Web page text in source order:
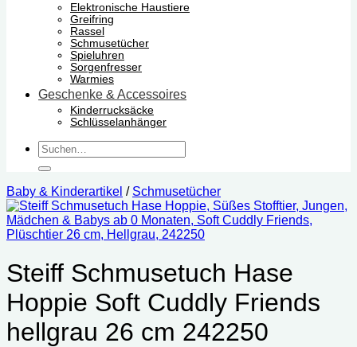
Elektronische Haustiere
Greifring
Rassel
Schmusetücher
Spieluhren
Sorgenfresser
Warmies
Geschenke & Accessoires
Kinderrucksäcke
Schlüsselanhänger
Suchen
nach:
Baby & Kinderartikel / Schmusetücher
Steiff Schmusetuch Hase
Hoppie Soft Cuddly Friends
hellgrau 26 cm 242250